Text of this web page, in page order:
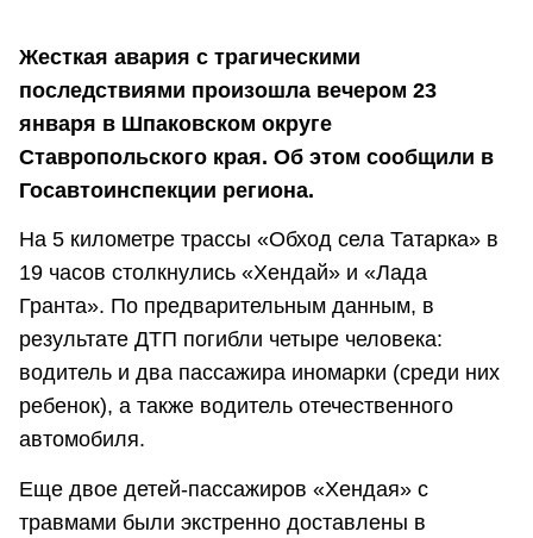
Жесткая авария с трагическими
последствиями произошла вечером 23
января в Шпаковском округе
Ставропольского края. Об этом сообщили в
Госавтоинспекции региона.
На 5 километре трассы «Обход села Татарка» в
19 часов столкнулись «Хендай» и «Лада
Гранта». По предварительным данным, в
результате ДТП погибли четыре человека:
водитель и два пассажира иномарки (среди них
ребенок), а также водитель отечественного
автомобиля.
Еще двое детей-пассажиров «Хендая» с
травмами были экстренно доставлены в